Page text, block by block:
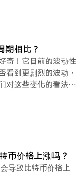
期相比？
奇！它目前的波动性
看到更剧烈的波动，
对这些变化的看法和
币价格上涨吗？
导致比特币价格上